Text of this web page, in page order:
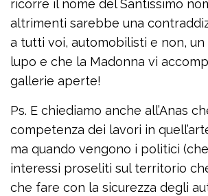
ricorre il nome del Santissimo
altrimenti sarebbe una
a tutti voi, automobilisti e non, un
lupo e che la Madonna vi
gallerie aperte!
Ps. E chiediamo anche all’Anas
competenza dei lavori in
ma quando vengono i politici
interessi proseliti sul territorio
che fare con la sicurezza degli